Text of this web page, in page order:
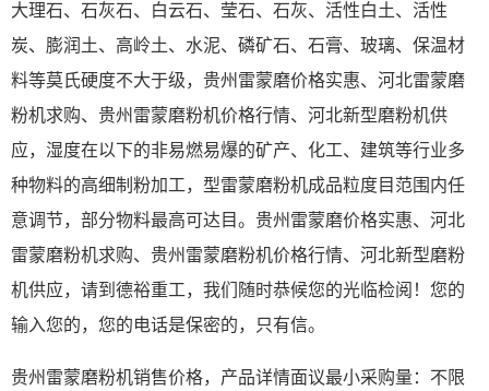
大理石、石灰石、白云石、莹石、石灰、活性白土、活性
炭、膨润土、高岭土、水泥、磷矿石、石膏、玻璃、保温材
料等莫氏硬度不大于级，贵州雷蒙磨价格实惠、河北雷蒙磨
粉机求购、贵州雷蒙磨粉机价格行情、河北新型磨粉机供
应，湿度在以下的非易燃易爆的矿产、化工、建筑等行业多
种物料的高细制粉加工，型雷蒙磨粉机成品粒度目范围内任
意调节，部分物料最高可达目。贵州雷蒙磨价格实惠、河北
雷蒙磨粉机求购、贵州雷蒙磨粉机价格行情、河北新型磨粉
机供应，请到德裕重工，我们随时恭候您的光临检阅！您的
输入您的，您的电话是保密的，只有信。
贵州雷蒙磨粉机销售价格，产品详情面议最小采购量：不限